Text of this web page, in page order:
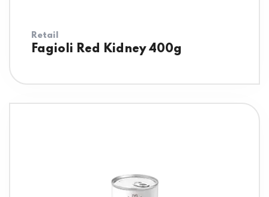
Retail
Fagioli Red Kidney 400g